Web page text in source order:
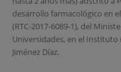
desarrollo farmacológico en
(RTC-2017-6089-1), del
Universidades, en el
Jiménez Díaz.